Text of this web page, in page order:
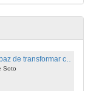
Un dos papeis da facultade é o de ser "unha conciencia crítica que ten que alentar o cambio social”
“A educación é capaz de transformar conciencias”
Soto